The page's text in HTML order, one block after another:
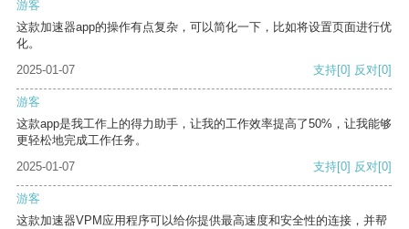
游客
这款加速器app的操作有点复杂，可以简化一下，比如将设置页面进行优
化。
2025-01-07
支持[0] 反对[0]
游客
这款app是我工作上的得力助手，让我的工作效率提高了50%，让我能够
更轻松地完成工作任务。
2025-01-07
支持[0] 反对[0]
游客
这款加速器VPM应用程序可以给你提供最高速度和安全性的连接，并帮